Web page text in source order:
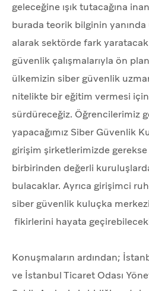
geleceğine ışık tutacağına
burada teorik bilginin
alarak sektörde fark
güvenlik çalışmalarıyla ön
ülkemizin siber güvenlik
nitelikte bir eğitim vermesi için
sürdüreceğiz. Öğrencilerimiz
yapacağımız Siber Güvenlik
girişim şirketlerimizde gerekse
birbirinden değerli
bulacaklar. Ayrıca girişimci
siber güvenlik kuluçka
fikirlerini hayata
Konuşmaların ardından;
ve İstanbul Ticaret Odası